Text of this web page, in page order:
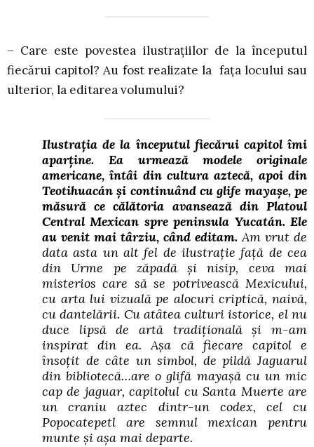
– Care este povestea ilustrațiilor de la începutul
fiecărui capitol? Au fost realizate la fața locului sau
ulterior, la editarea volumului?
Ilustrația de la începutul fiecărui capitol îmi
aparține. Ea urmează modele originale
americane, întâi din cultura aztecă, apoi din
Teotihuacán și continuând cu glife mayașe, pe
măsură ce călătoria avansează din Platoul
Central Mexican spre peninsula Yucatán. Ele
au venit mai târziu, când editam. Am vrut de
data asta un alt fel de ilustrație față de cea
din Urme pe zăpadă și nisip, ceva mai
misterios care să se potrivească Mexicului,
cu arta lui vizuală pe alocuri criptică, naivă,
cu dantelării. Cu atâtea culturi istorice, el nu
duce lipsă de artă tradițională și m-am
inspirat din ea. Așa că fiecare capitol e
însoțit de câte un simbol, de pildă Jaguarul
din bibliotecă…are o glifă mayașă cu un mic
cap de jaguar, capitolul cu Santa Muerte are
un craniu aztec dintr-un codex, cel cu
Popocatepetl are semnul mexican pentru
munte și așa mai departe.